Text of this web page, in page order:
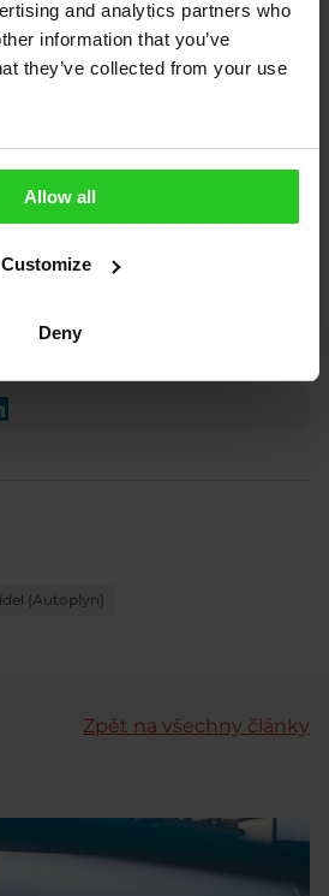
and analytics partners who
information that you’ve
they’ve collected from your use
Allow all
Customize
Deny
(Autoplyn)
Zpět na všechny články